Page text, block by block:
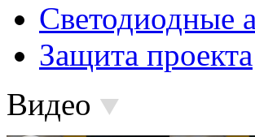
Светодиодные
Защита проекта
Видео